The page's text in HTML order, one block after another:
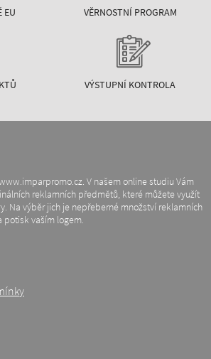
EU VĚRNOSTNÍ PROGRAM
VÝSTUPNÍ KONTROLA
V našem online studiu Vám
reklamních předmětů, které můžete využít
Na výběr jich je nepřeberné množství reklamních
potisk vaším logem.